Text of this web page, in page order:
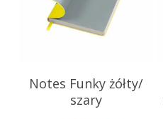
Notes Funky żółty/
szary